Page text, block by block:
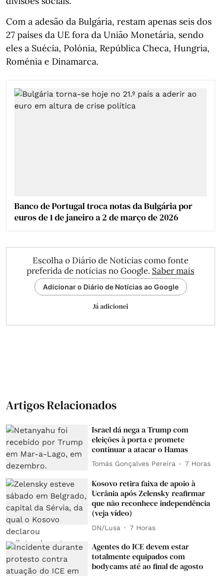
Com a adesão da Bulgária, restam apenas seis dos
27 países da UE fora da União Monetária, sendo
eles a Suécia, Polónia, República Checa, Hungria,
Roménia e Dinamarca.
Banco de Portugal troca notas da Bulgária por
euros de 1 de janeiro a 2 de março de 2026
Escolha o Diário de Notícias como fonte
preferida de notícias no Google. Saber mais
Adicionar o Diário de Notícias ao Google
Já adicionei
Artigos Relacionados
Israel dá nega a Trump com
eleições à porta e promete
continuar a atacar o Hamas
Tomás Gonçalves Pereira 7 Horas
Kosovo retira faixa de apoio à
Ucrânia após Zelensky reafirmar
que não reconhece independência
(veja vídeo)
DN/Lusa 7 Horas
Agentes do ICE devem estar
totalmente equipados com
bodycams até ao final de agosto